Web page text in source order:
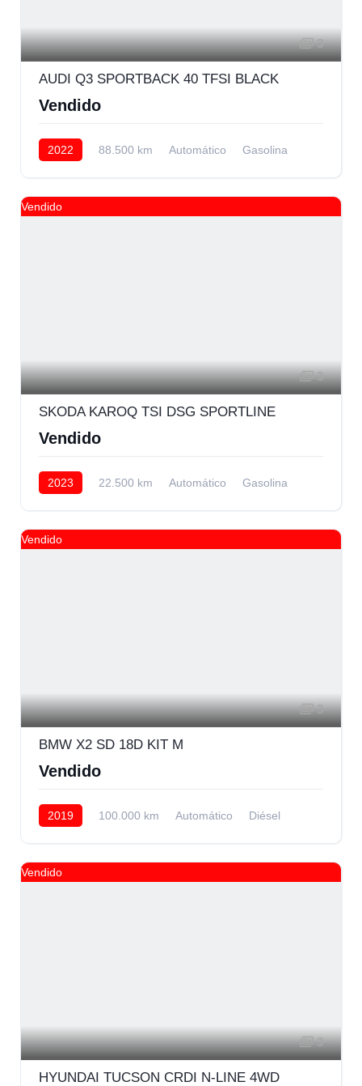
3
AUDI Q3 SPORTBACK 40 TFSI BLACK
Vendido
2022 88.500 km Automático
Gasolina
Vendido
3
SKODA KAROQ TSI DSG SPORTLINE
Vendido
2023 22.500 km Automático
Gasolina
Vendido
3
BMW X2 SD 18D KIT M
Vendido
2019 100.000 km Automático
Diésel
Vendido
3
HYUNDAI TUCSON CRDI N-LINE 4WD